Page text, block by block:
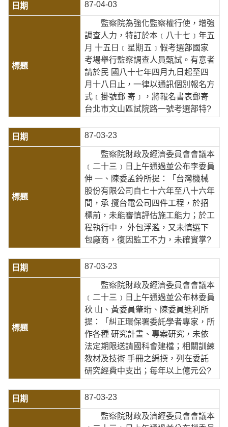
87-04-03
監察院為強化監察權行使，增強
調查人力，特訂於本﹝八十七﹞年五
月 十五日﹝星期五﹞假考選部國家
考場舉行監察調查人員甄試。有意者
請於民 國八十七年四月九日起至四
月十八日止，一律以通訊個別報名方
式﹝掛號郵 寄﹞，將報名書表郵寄
台北市文山區試院路一號考選部特?
87-03-23
監察院財政及經濟委員會會議本
﹝二十三﹞日上午通過並公布李委員
伸 一、陳委孟鈴所提：「台灣機械
股份有限公司自七十六年至八十六年
間，承 攬台電公司四件工程，於招
標前，未能審慎評估施工能力；於工
程執行中， 外包浮濫，又未慎選下
包廠商，復因監工不力，未確實掌?
87-03-23
監察院財政及經濟委員會會議本
﹝二十三﹞日上午通過並公布林委員
秋 山、黃委員肇珩、陳委員進利所
提：「糾正環保署委託學者專家，所
作各種 研究計畫、專案研究，未依
法定期限送請國科會建檔；相關訓練
教材及技術 手冊之編撰，列在委託
研究經費中支出；每年以上億元公?
87-03-23
監察院財政及濟經委員會會議本